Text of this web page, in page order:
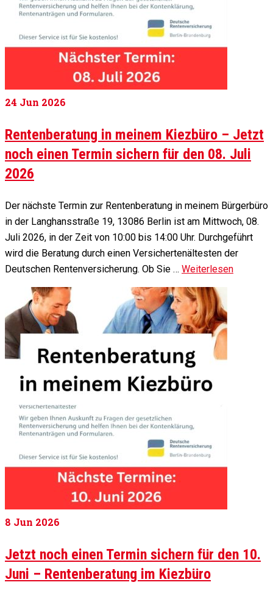
24 Jun 2026
Rentenberatung in meinem Kiezbüro – Jetzt
noch einen Termin sichern für den 08. Juli
2026
Der nächste Termin zur Rentenberatung in meinem Bürgerbüro
in der Langhansstraße 19, 13086 Berlin ist am Mittwoch, 08.
Juli 2026, in der Zeit von 10:00 bis 14:00 Uhr. Durchgeführt
wird die Beratung durch einen Versichertenältesten der
Deutschen Rentenversicherung. Ob Sie … Weiterlesen
8 Jun 2026
Jetzt noch einen Termin sichern für den 10.
Juni – Rentenberatung im Kiezbüro